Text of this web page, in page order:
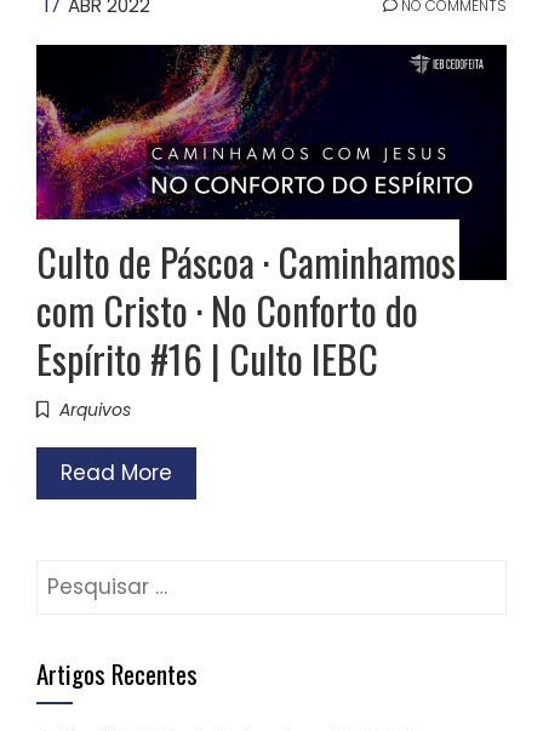
17 ABR 2022 NO COMMENTS
Culto de Páscoa · Caminhamos
com Cristo · No Conforto do
Espírito #16 | Culto IEBC
Arquivos
Read More
Pesquisar
Artigos Recentes